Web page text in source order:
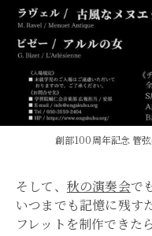
創部100周年記念 管
そして、 秋の演奏会で
いつまでも記憶に残す
フレットを制作できた